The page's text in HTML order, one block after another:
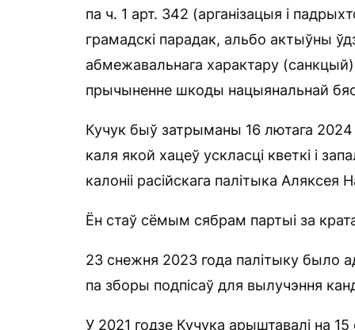
па ч. 1 арт. 342 (арганізацыя і
грамадскі парадак, альбо актыўны
абмежавальнага характару
прычыненне шкоды нацыянальнай
Кучук быў затрыманы 16 лютага
каля якой хацеў ускласці кветкі і
калоніі расійскага палітыка Аляксея
Ён стаў сёмым сябрам партыі за
23 снежня 2023 года палітыку было
па зборы подпісаў для вылучэння
У 2021 годзе Кучука арыштавалі на